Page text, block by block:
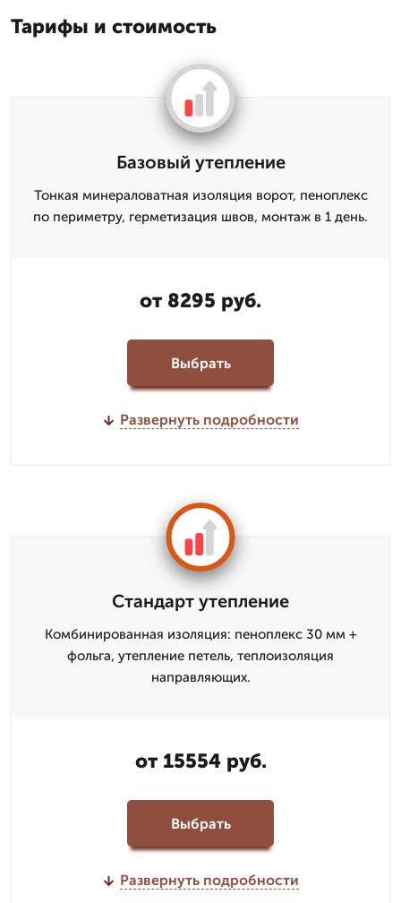
Тарифы и стоимость
Базовый утепление
Тонкая минераловатная изоляция ворот, пеноплекс
по периметру, герметизация швов, монтаж в 1 день.
от 8295 руб.
Выбрать
Развернуть подробности
Стандарт утепление
Комбинированная изоляция: пеноплекс 30 мм +
фольга, утепление петель, теплоизоляция
направляющих.
от 15554 руб.
Выбрать
Развернуть подробности